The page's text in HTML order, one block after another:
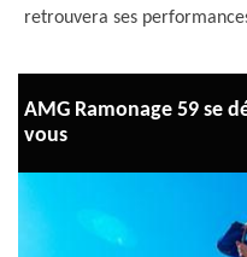
retrouvera ses
AMG Ramonage 59 se
vous